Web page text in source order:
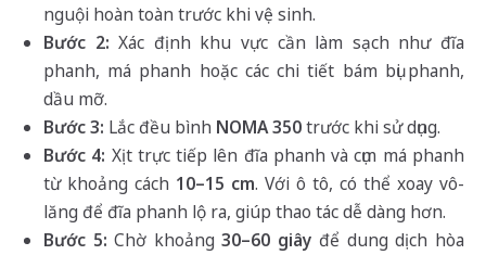
nguội hoàn toàn trước khi vệ sinh.
Bước 2: Xác định khu vực cần làm sạch như đĩa
phanh, má phanh hoặc các chi tiết bám bụi phanh,
dầu mỡ.
Bước 3: Lắc đều bình NOMA 350trước khi sử dụng.
Bước 4: Xịt trực tiếp lên đĩa phanh và cụm má phanh
từ khoảng cách 10–15 cm. Với ô tô, có thể xoay vô-
lăng để đĩa phanh lộ ra, giúp thao tác dễ dàng hơn.
Bước 5: Chờ khoảng30–60 giây để dung dịch hòa